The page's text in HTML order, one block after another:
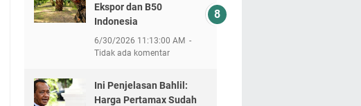
Ekspor dan B50
Indonesia
6/30/2026 11:13:00 AM
Tidak ada komentar
Ini Penjelasan Bahlil:
Harga Pertamax Sudah